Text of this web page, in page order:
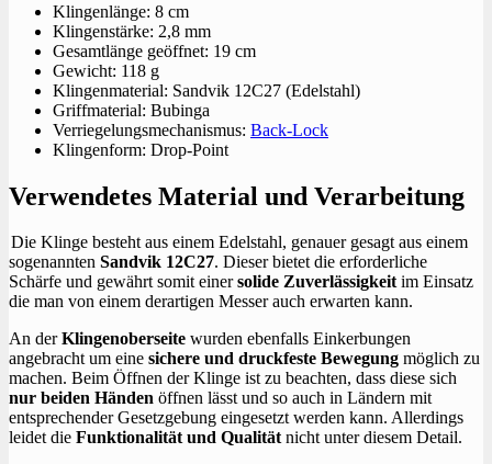
Klingenlänge: 8 cm
Klingenstärke: 2,8 mm
Gesamtlänge geöffnet: 19 cm
Gewicht: 118 g
Klingenmaterial: Sandvik 12C27 (Edelstahl)
Griffmaterial: Bubinga
Verriegelungsmechanismus: Back-Lock
Klingenform: Drop-Point
Verwendetes Material und Verarbeitung
Die Klinge besteht aus einem Edelstahl, genauer gesagt aus einem
sogenannten Sandvik 12C27. Dieser bietet die erforderliche
Schärfe und gewährt somit einersolide Zuverlässigkeitim Einsatz
die man von einem derartigen Messer auch erwarten kann.
An derKlingenoberseite wurden ebenfalls Einkerbungen
angebracht um eine sichere und druckfeste Bewegung möglich zu
machen. Beim Öffnen der Klinge ist zu beachten, dass diese sich
nur beiden Händen öffnen lässt und so auch in Ländern mit
entsprechender Gesetzgebung eingesetzt werden kann. Allerdings
leidet die Funktionalität und Qualitätnicht unter diesem Detail.